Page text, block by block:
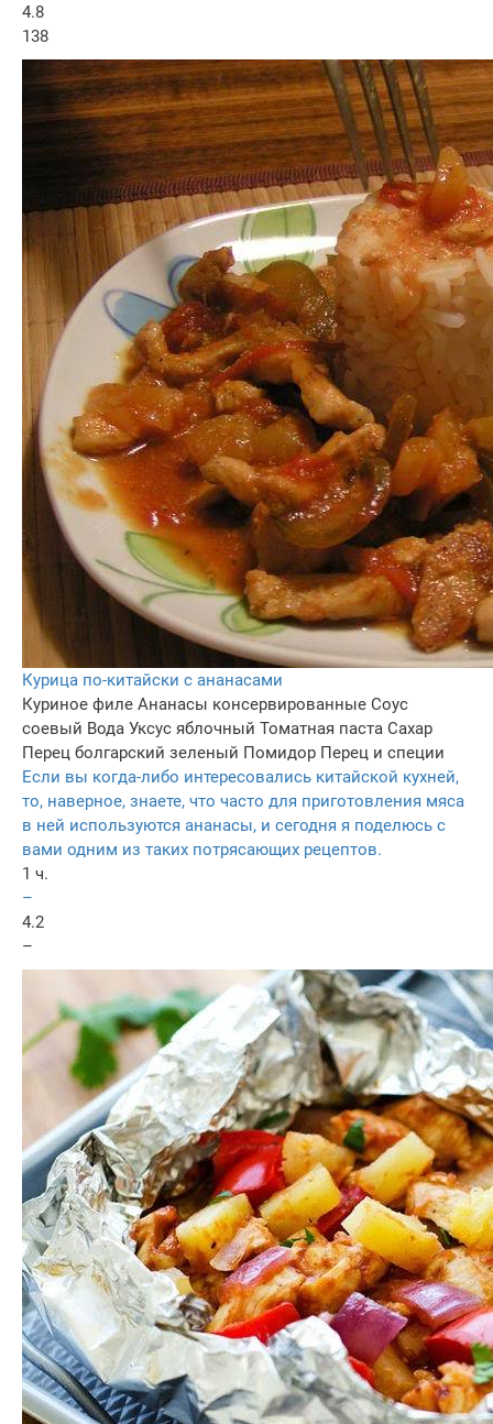
4.8
138
Курица по-китайски с ананасами
Куриное филе Ананасы консервированные Соус
соевый Вода Уксус яблочный Томатная паста Сахар
Перец болгарский зеленый Помидор Перец и специи
Если вы когда-либо интересовались китайской кухней,
то, наверное, знаете, что часто для приготовления мяса
в ней используются ананасы, и сегодня я поделюсь с
вами одним из таких потрясающих рецептов.
1 ч.
–
4.2
–